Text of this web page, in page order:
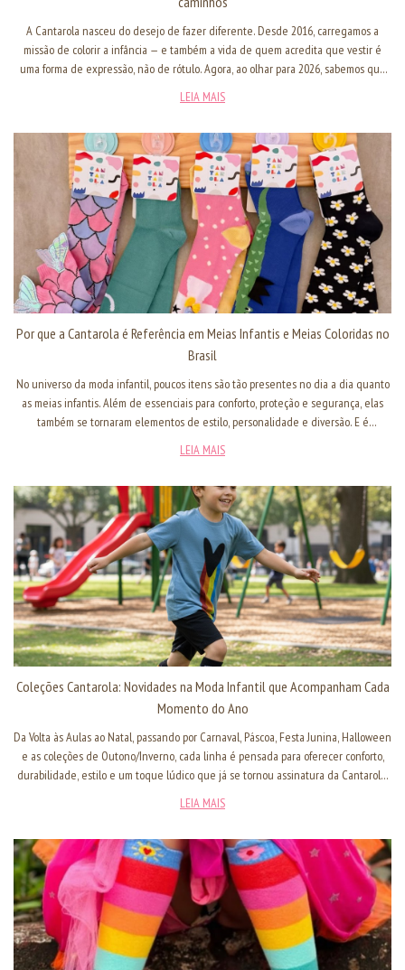
A Cantarola nasceu do desejo de fazer diferente. Desde 2016, carregamos a
missão de colorir a infância — e também a vida de quem acredita que vestir é
uma forma de expressão, não de rótulo. Agora, ao olhar para 2026, sabemos que
ainda mais liberdade criativa, expansão e conexão com famílias, crianças e adultos
LEIA MAIS
Por que a Cantarola é Referência em Meias Infantis e Meias Coloridas no
Brasil
No universo da moda infantil, poucos itens são tão presentes no dia a dia quanto
as meias infantis. Além de essenciais para conforto, proteção e segurança, elas
também se tornaram elementos de estilo, personalidade e diversão. E é
do que fabricar produtos, buscamos criar conexões com crianças, pais e lojistas
que procuram qualidade e variedade em itens para o vestuário infantil. Este
artigo reforça por que somos uma das principais opções quando o assunto é meia
infantil e meia colorida de alta qualidade, e como nos posicionamos para
continuar crescendo de forma orgânica nos mecanismos de busca.
LEIA MAIS
Coleções Cantarola: Novidades na Moda Infantil que Acompanham Cada
Momento do Ano
Da Volta às Aulas ao Natal, passando por Carnaval, Páscoa, Festa Junina, Halloween
e as coleções de Outono/Inverno, cada linha é pensada para oferecer conforto,
durabilidade, estilo e um toque lúdico que já se tornou assinatura da Cantarola.
são fundamentais para o varejo infantil.
LEIA MAIS